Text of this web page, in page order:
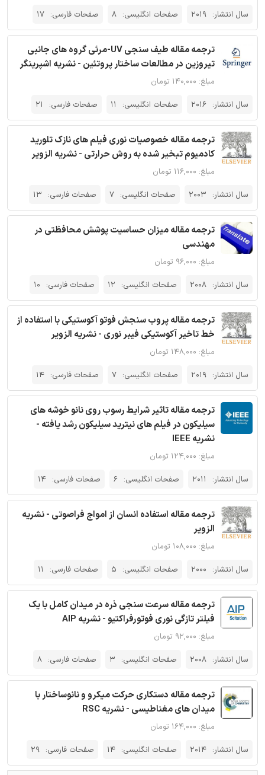
سال انتشار: 2019 صفحات انگلیسی: 8 صفحات فارسی: 17
ترجمه مقاله طیف سنجی UV-مرئی گروه های جانبی
تیروزین در مطالعات ساختار پروتئین - نشریه اشپرینگر
مبلغ: ۱۴۰,۰۰۰ تومان
سال انتشار: 2016 صفحات انگلیسی: 11 صفحات فارسی: 21
ترجمه مقاله خصوصیات نوری فیلم های نازک تلورید
کادمیوم تبخیر شده به روش حرارتی - نشریه الزویر
مبلغ: ۱۱۶,۰۰۰ تومان
سال انتشار: 2003 صفحات انگلیسی: 7 صفحات فارسی: 13
ترجمه مقاله میزان حساسیت پوشش محافظتی در
مهندسی
مبلغ: ۹۶,۰۰۰ تومان
سال انتشار: 2008 صفحات انگلیسی: 12 صفحات فارسی: 10
ترجمه مقاله پروب سنجش فوتو آکوستیکی با استفاده از
خط تاخیر آکوستیکی فیبر نوری - نشریه الزویر
مبلغ: ۱۴۸,۰۰۰ تومان
سال انتشار: 2019 صفحات انگلیسی: 7 صفحات فارسی: 14
ترجمه مقاله تاثیر شرایط رسوب روی نانو خوشه های
سیلیکون در فیلم های نیترید سیلیکون رشد یافته -
نشریه IEEE
مبلغ: ۱۲۴,۰۰۰ تومان
سال انتشار:
2011 صفحات انگلیسی: 6 صفحات فارسی: 14
ترجمه مقاله استفاده انسان از امواج فراصوتی - نشریه
الزویر
مبلغ: ۱۰۸,۰۰۰ تومان
سال انتشار: 2000 صفحات انگلیسی: 5 صفحات فارسی: 11
ترجمه مقاله سرعت سنجی ذره در میدان کامل با یک
فیلتر تازگی نوری فوتورفراکتیو - نشریه AIP
مبلغ: ۹۲,۰۰۰ تومان
سال انتشار: 2008 صفحات انگلیسی: 3 صفحات فارسی: 8
ترجمه مقاله دستکاری حرکت میکرو و نانوساختار با
میدان های مغناطیسی - نشریه RSC
مبلغ: ۱۶۴,۰۰۰ تومان
سال انتشار: 2014 صفحات انگلیسی: 14 صفحات فارسی: 29